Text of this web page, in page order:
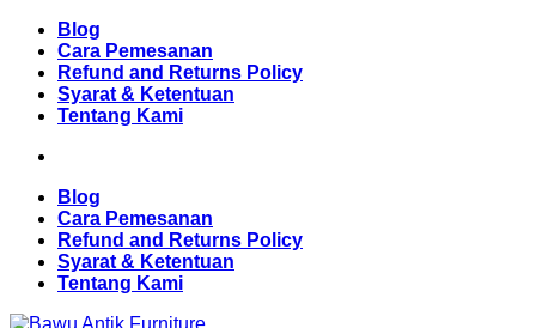
Skip
content
Blog
Cara Pemesanan
Refund and Returns Policy
Syarat & Ketentuan
Tentang Kami
Blog
Cara Pemesanan
Refund and Returns Policy
Syarat & Ketentuan
Tentang Kami